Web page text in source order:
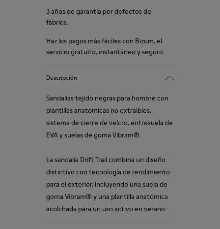
3 años de garantía por defectos de
fábrica.
Haz los pagos más fáciles con Bizum, el
servicio gratuito, instantáneo y seguro.
Descripción
Sandalias tejido negras para hombre con
plantillas anatómicas no extraíbles,
sistema de cierre de velcro, entresuela de
EVA y suelas de goma Vibram®.
La sandalia Drift Trail combina un diseño
distintivo con tecnología de rendimiento
para el exterior, incluyendo una suela de
goma Vibram® y una plantilla anatómica
acolchada para un uso activo en verano.